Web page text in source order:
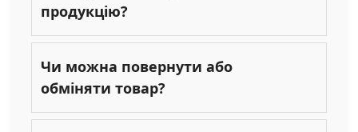
продукцію?
Чи можна повернути або
обміняти товар?